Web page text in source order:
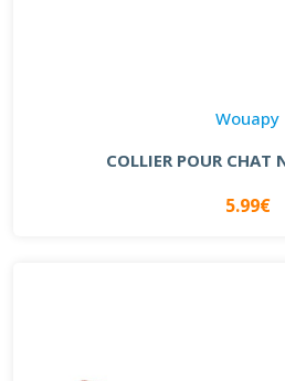
Wouapy
COLLIER POUR CHAT
5.99€